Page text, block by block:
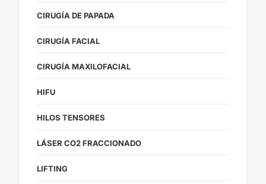
CIRUGÍA DE PAPADA
CIRUGÍA FACIAL
CIRUGÍA MAXILOFACIAL
HIFU
HILOS TENSORES
LÁSER CO2 FRACCIONADO
LIFTING